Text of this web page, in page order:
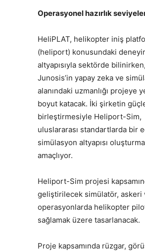
Operasyonel hazırlık
HeliPLAT, helikopter iniş
(heliport) konusundaki
altyapısıyla sektörde bilinirken,
Junosis’in yapay zeka ve
alanındaki uzmanlığı projeye
boyut katacak. İki şirketin
birleştirmesiyle Heliport-Sim,
uluslararası standartlarda bir
simülasyon altyapısı
amaçlıyor.
Heliport-Sim projesi
geliştirilecek simülatör, askeri
operasyonlarda helikopter
sağlamak üzere tasarlanacak.
Proje kapsamında rüzgar,